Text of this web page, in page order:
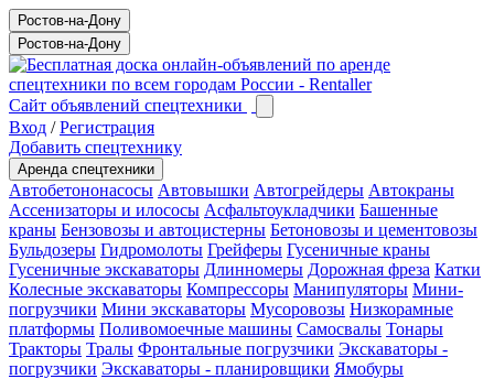
Ростов-на-Дону
Ростов-на-Дону
Сайт объявлений спецтехники
Вход /Регистрация
Добавить спецтехнику
Аренда спецтехники
Автобетононасосы Автовышки Автогрейдеры Автокраны
Ассенизаторы и илососы Асфальтоукладчики Башенные
краны Бензовозы и автоцистерны Бетоновозы и цементовозы
Бульдозеры Гидромолоты Грейферы Гусеничные краны
Гусеничные экскаваторы Длинномеры Дорожная фреза Катки
Колесные экскаваторы Компрессоры Манипуляторы Мини-
погрузчики Мини экскаваторы Мусоровозы Низкорамные
платформы Поливомоечные машины Самосвалы Тонары
Тракторы Тралы Фронтальные погрузчики Экскаваторы -
погрузчики Экскаваторы - планировщики Ямобуры